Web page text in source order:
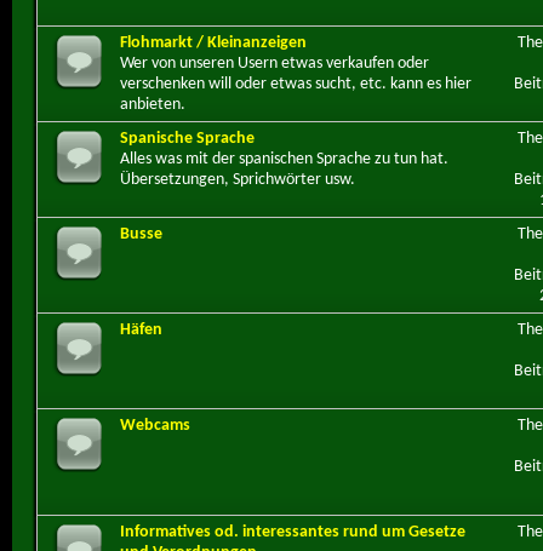
Flohmarkt / Kleinanzeigen
Wer von unseren Usern etwas verkaufen oder
verschenken will oder etwas sucht, etc. kann es hier
anbieten.
Spanische Sprache
Alles was mit der spanischen Sprache zu tun hat.
Übersetzungen, Sprichwörter usw.
Busse
Häfen
Webcams
Informatives od. interessantes rund um Gesetze